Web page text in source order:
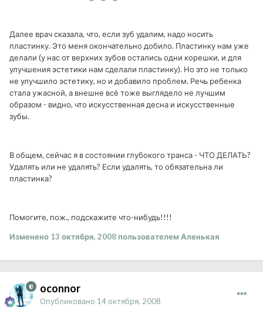
Далее врач сказала, что, если зуб удалим, надо носить
пластинку. Это меня окончательно добило. Пластинку нам уже
делали (у нас от верхних зубов остались одни корешки, и для
улучшения эстетики нам сделали пластинку). Но это не только
не улучшило эстетику, но и добавило проблем. Речь ребенка
стала ужасной, а внешне всё тоже выглядело не лучшим
образом - видно, что искусственная десна и искусственные
зубы.
В общем, сейчас я в состоянии глубокого транса - ЧТО ДЕЛАТЬ?
Удалять или не удалять? Если удалять, то обязательна ли
пластинка?
Помогите, пож., подскажите что-нибудь!!!!
Изменено 13 октября, 2008пользователем Аленькая
oconnor
Опубликовано 14 октября, 2008